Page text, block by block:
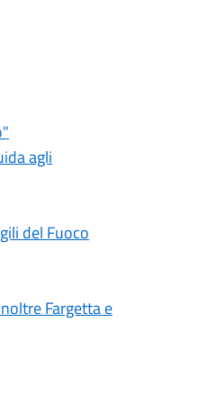
agli
del Fuoco
Fargetta e